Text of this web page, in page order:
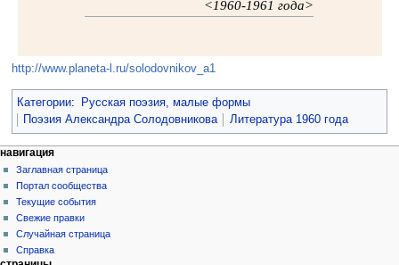
<1960-1961 года>
http://www.planeta-l.ru/solodovnikov_a1
Категории:
Русская поэзия, малые формы
Поэзия Александра Солодовникова
Литература 1960 года
навигация
Заглавная страница
Портал сообщества
Текущие события
Свежие правки
Случайная страница
Справка